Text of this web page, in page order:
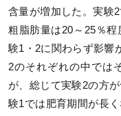
含量が増加した。実験
粗脂肪量は20～25％
験1・2に関わらず影響
2のそれぞれの中では
が、総じて実験2の方
験1では肥育期間が長